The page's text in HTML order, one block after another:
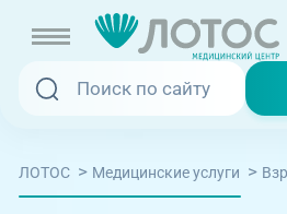
Услуги и цены
Записаться онлайн
Вызвать скорую
ЛОТОС > Медицинские услуги >